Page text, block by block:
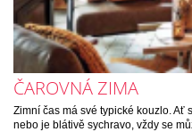
ČAROVNÁ ZIMA
Zimní čas má své typické kouzlo. Ať
nebo je blátivě sychravo, vždy se